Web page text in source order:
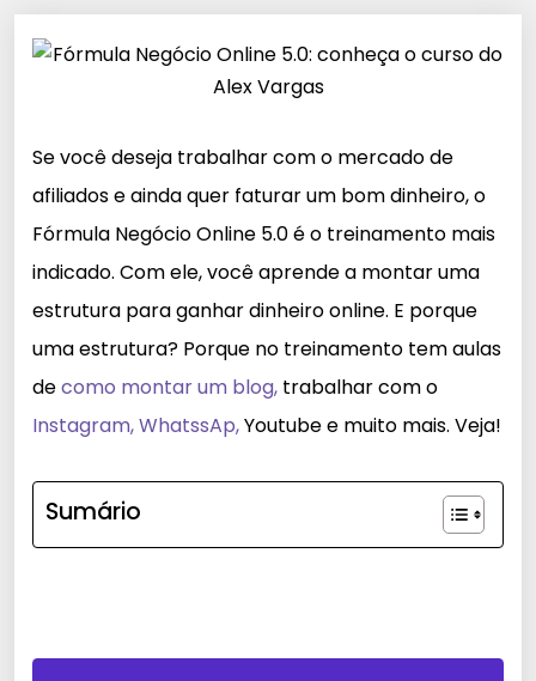
Se você deseja trabalhar com o mercado de
afiliados e ainda quer faturar um bom dinheiro, o
Fórmula Negócio Online 5.0 é o treinamento mais
indicado. Com ele, você aprende a montar uma
estrutura para ganhar dinheiro online. E porque
uma estrutura? Porque no treinamento tem aulas
decomo montar um blog, trabalhar com o
Instagram,WhatssAp,Youtube e muito mais. Veja!
Sumário